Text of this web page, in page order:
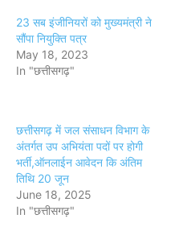
23 सब इंजीनियरों को मुख्यमंत्री ने
सौंपा नियुक्ति पत्र
May 18, 2023
In "छत्तीसगढ़"
छत्तीसगढ़ में जल संसाधन विभाग के
अंतर्गत उप अभियंता पदों पर होगी
भर्ती,ऑनलाईन आवेदन कि अंतिम
तिथि 20 जून
June 18, 2025
In "छत्तीसगढ़"